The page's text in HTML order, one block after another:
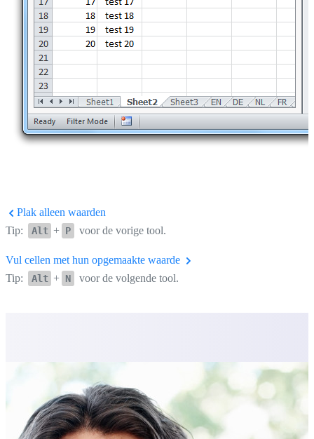
Plak alleen waarden
Tip:
Alt + P voor de vorige tool.
Vul cellen met hun opgemaakte waarde
Tip:
Alt + N voor de volgende tool.